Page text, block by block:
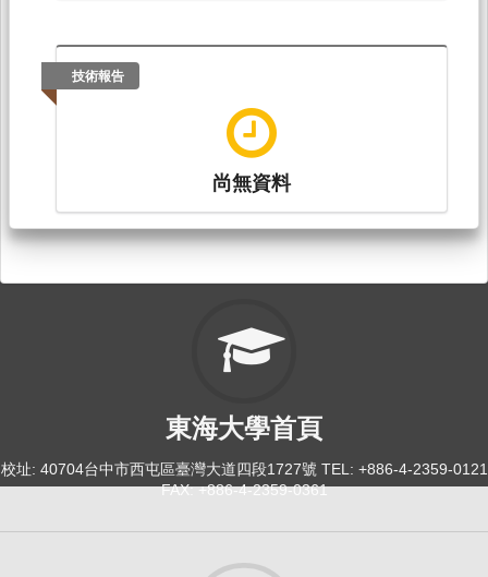
技術報告
尚無資料
東海大學首頁
校址: 40704台中市西屯區臺灣大道四段1727號 TEL: +886-4-2359-0121
FAX: +886-4-2359-0361